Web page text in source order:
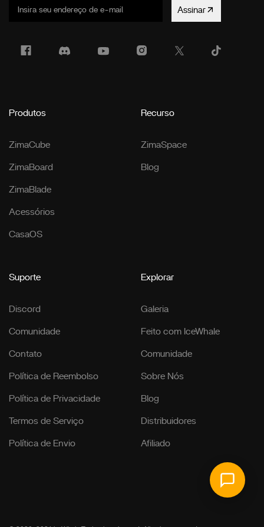
Assinar
Produtos
ZimaCube
ZimaBoard
ZimaBlade
Acessórios
CasaOS
Recurso
ZimaSpace
Blog
Suporte
Discord
Comunidade
Contato
Política de Reembolso
Política de Privacidade
Termos de Serviço
Política de Envio
Explorar
Galeria
Feito com IceWhale
Comunidade
Sobre Nós
Blog
Distribuidores
Afiliado